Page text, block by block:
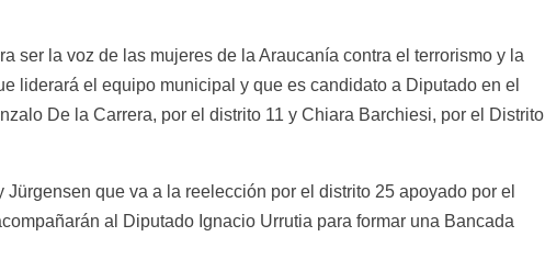
ser la voz de las mujeres de la Araucanía contra el terrorismo y la
liderará el equipo municipal y que es candidato a Diputado en el
De la Carrera, por el distrito 11 y Chiara Barchiesi, por el Distrito
que va a la reelección por el distrito 25 apoyado por el
al Diputado Ignacio Urrutia para formar una Bancada